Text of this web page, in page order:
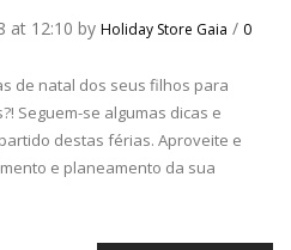
at 12:10 by Holiday Store Gaia / 0
de natal dos seus filhos para
Seguem-se algumas dicas e
destas férias. Aproveite e
e planeamento da sua